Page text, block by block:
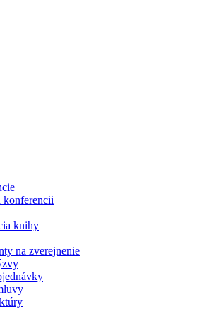
konferencii
knihy
na zverejnenie